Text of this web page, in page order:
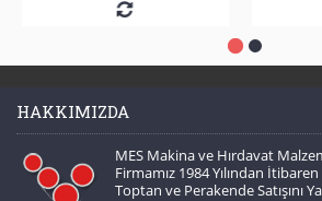
HAKKIMIZDA
MES Makina ve Hırdavat
Firmamız 1984 Yılından
Toptan ve Perakende Satışını